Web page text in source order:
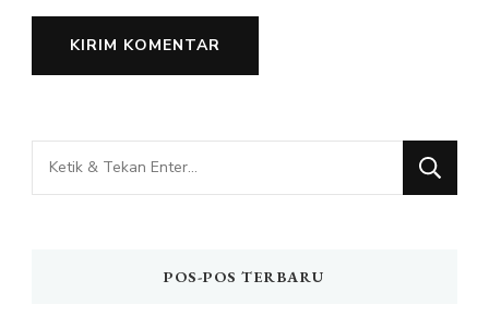
Mencari
Sesuatu?
POS-POS TERBARU